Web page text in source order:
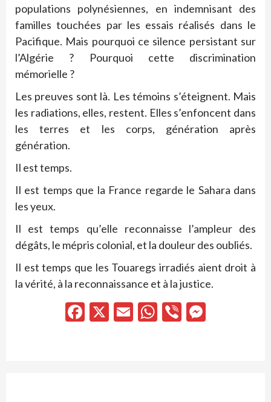
populations polynésiennes, en indemnisant des
familles touchées par les essais réalisés dans le
Pacifique. Mais pourquoi ce silence persistant sur
l’Algérie ? Pourquoi cette discrimination
mémorielle ?
Les preuves sont là. Les témoins s’éteignent. Mais
les radiations, elles, restent. Elles s’enfoncent dans
les terres et les corps, génération après
génération.
Il est temps.
Il est temps que la France regarde le Sahara dans
les yeux.
Il est temps qu’elle reconnaisse l’ampleur des
dégâts, le mépris colonial, et la douleur des oubliés.
Il est temps que les Touaregs irradiés aient droit à
la vérité, à la reconnaissance et à la justice.
Facebook
X EmailWhatsApp
Viber